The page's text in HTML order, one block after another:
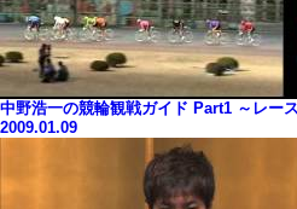
中野浩一の競輪観戦ガイド Part1 ～レー
2009.01.09